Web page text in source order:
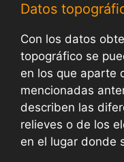
Datos
Con los datos
topográfico se
en los que aparte
mencionadas
describen las
relieves o de los
en el lugar donde